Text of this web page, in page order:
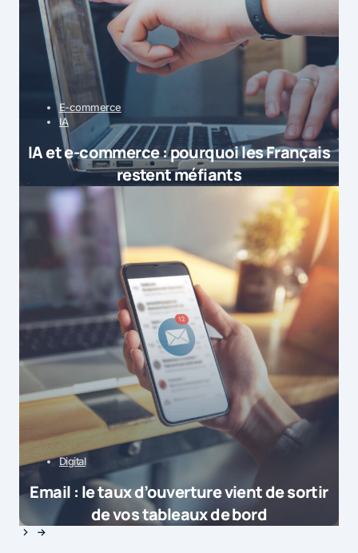
E-commerce
IA
IA et e-commerce : pourquoi les Français
restent méfiants
Digital
Email : le taux d’ouverture vient de sortir
de vos tableaux de bord